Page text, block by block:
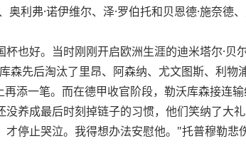
利弗·诺伊维尔、泽·罗伯托和贝恩德·施奈德
也好。当时刚刚开启欧洲生涯的迪米塔尔·贝
先后淘汰了里昂、阿森纳、尤文图斯、利物
添一笔。而在德甲收官阶段，勒沃库森接连输
养成最后时刻掉链子的习惯，他们笑纳了大
停止哭泣。我得想办法安慰他。"托普穆勒悲